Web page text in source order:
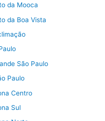
da Mooca
da Boa Vista
São Paulo
Paulo
Centro
Sul